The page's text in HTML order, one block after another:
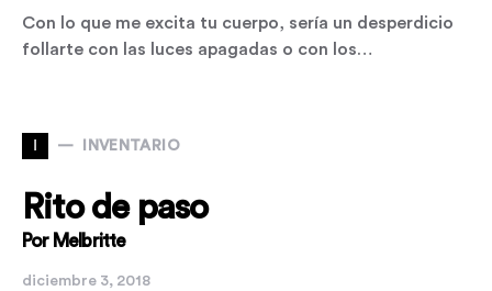
Con lo que me excita tu cuerpo, sería un desperdicio
follarte con las luces apagadas o con los…
I INVENTARIO
Rito de paso
Por Melbritte
diciembre 3, 2018